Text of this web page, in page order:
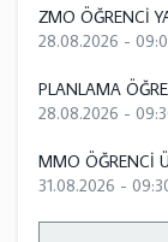
ZMO ÖĞRENCİ
28.08.2026 -
PLANLAMA
28.08.2026 -
MMO ÖĞRENCİ
31.08.2026 -